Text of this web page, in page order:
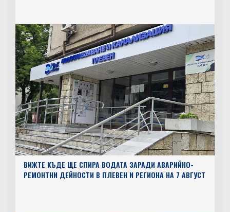
ВИЖТЕ КЪДЕ ЩЕ СПИРА ВОДАТА ЗАРАДИ АВАРИЙНО-
РЕМОНТНИ ДЕЙНОСТИ В ПЛЕВЕН И РЕГИОНА НА 7 АВГУСТ